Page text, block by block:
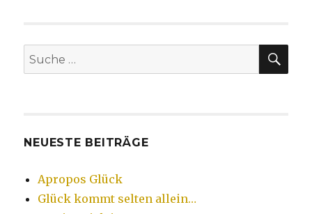
Suche
nach:
NEUESTE BEITRÄGE
Apropos Glück
Glück kommt selten allein…